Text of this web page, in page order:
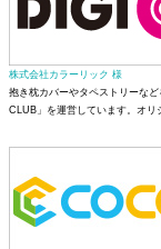
株式会社カラーリック 様
抱き枕カバーやタペストリーな
CLUB」を運営しています。オリ